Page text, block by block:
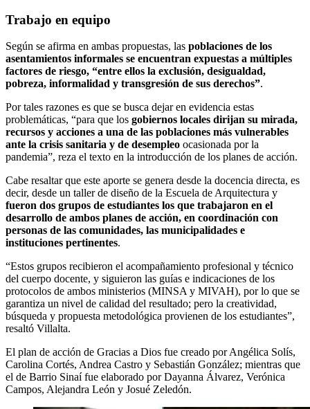
Trabajo en equipo
Según se afirma en ambas propuestas, las poblaciones de los
asentamientos informales se encuentran expuestas a múltiples
factores de riesgo, “entre ellos la exclusión, desigualdad,
pobreza, informalidad y transgresión de sus derechos”.
Por tales razones es que se busca dejar en evidencia estas
problemáticas, “para que los gobiernos locales dirijan su mirada,
recursos y acciones a una de las poblaciones más vulnerables
ante la crisis sanitaria y de desempleo ocasionada por la
pandemia”, reza el texto en la introducción de los planes de acción.
Cabe resaltar que este aporte se genera desde la docencia directa, es
decir, desde un taller de diseño de la Escuela de Arquitectura y
fueron dos grupos de estudiantes los que trabajaron en el
desarrollo de ambos planes de acción, en coordinación con
personas de las comunidades, las municipalidades e
instituciones pertinentes.
“Estos grupos recibieron el acompañamiento profesional y técnico
del cuerpo docente, y siguieron las guías e indicaciones de los
protocolos de ambos ministerios (MINSA y MIVAH), por lo que se
garantiza un nivel de calidad del resultado; pero la creatividad,
búsqueda y propuesta metodológica provienen de los estudiantes”,
resaltó Villalta.
El plan de acción de Gracias a Dios fue creado por Angélica Solís,
Carolina Cortés, Andrea Castro y Sebastián González; mientras que
el de Barrio Sinaí fue elaborado por Dayanna Álvarez, Verónica
Campos, Alejandra León y Josué Zeledón.